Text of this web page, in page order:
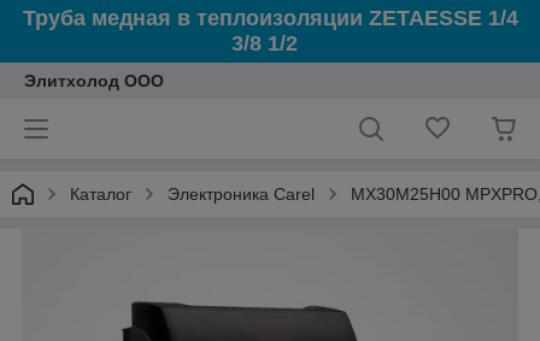
Труба медная в теплоизоляции ZETAESSE 1/4
3/8 1/2
Элитхолод ООО
Каталог Электроника Carel MX30M25H00